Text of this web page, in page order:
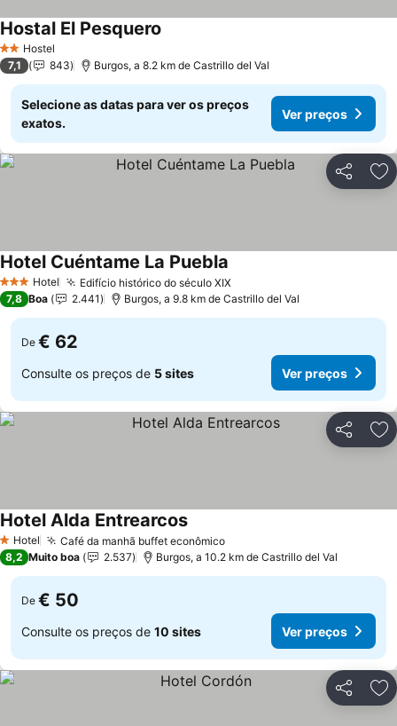
2 Estrelas
Hostel
Hostal El Pesquero
7,1 843 Burgos, a 8.2 km de Castrillo del Val
Selecione as datas para ver os preços
exatos.
Ver preços
Partilhar
3 EstrelasHotel Edifício histórico do século XIX
Hotel Cuéntame La Puebla
7,8 Boa 2.441 Burgos, a 9.8 km de Castrillo del Val
De € 62
Consulte os preços de 5 sites Ver preços
Partilhar
1 Estrelas
Hotel Café da manhã buffet econômico
Hotel Alda Entrearcos
8,2 Muito boa 2.537 Burgos, a 10.2 km de Castrillo del Val
De € 50
Consulte os preços de 10 sites Ver preços
Partilhar